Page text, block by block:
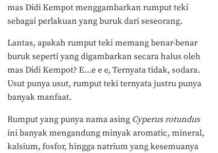
mas Didi Kempot menggambarkan rumput teki
sebagai perlakuan yang buruk dari seseorang.
Lantas, apakah rumput teki memang benar-benar
buruk seperti yang digambarkan secara halus oleh
mas Didi Kempot? E…e e e, Ternyata tidak, sodara.
Usut punya usut, rumput teki ternyata justru punya
banyak manfaat.
Rumput yang punya nama asing Cyperus rotundus
ini banyak mengandung minyak aromatic, mineral,
kalsium, fosfor, hingga natrium yang kesemuanya